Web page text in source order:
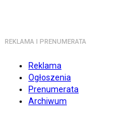
REKLAMA I PRENUMERATA
Reklama
Ogłoszenia
Prenumerata
Archiwum